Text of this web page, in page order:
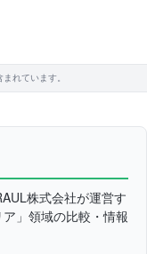
れています。
株式会社が運営す
」領域の比較・情報